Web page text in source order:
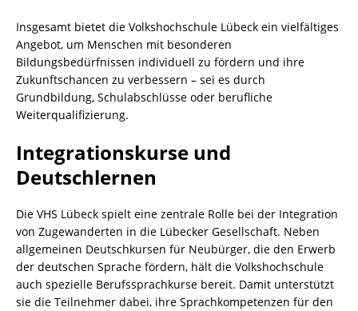
Insgesamt bietet die Volkshochschule Lübeck ein vielfältiges
Angebot, um Menschen mit besonderen
Bildungsbedürfnissen individuell zu fördern und ihre
Zukunftschancen zu verbessern – sei es durch
Grundbildung, Schulabschlüsse oder berufliche
Weiterqualifizierung.
Integrationskurse und
Deutschlernen
Die VHS Lübeck spielt eine zentrale Rolle bei der Integration
von Zugewanderten in die Lübecker Gesellschaft. Neben
allgemeinen Deutschkursen für Neubürger, die den Erwerb
der deutschen Sprache fördern, hält die Volkshochschule
auch spezielle Berufssprachkurse bereit. Damit unterstützt
sie die Teilnehmer dabei, ihre Sprachkompetenzen für den